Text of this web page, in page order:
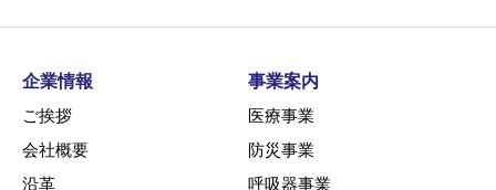
企業情報
ご挨拶
会社概要
沿革
事業案内
医療事業
防災事業
呼吸器事業